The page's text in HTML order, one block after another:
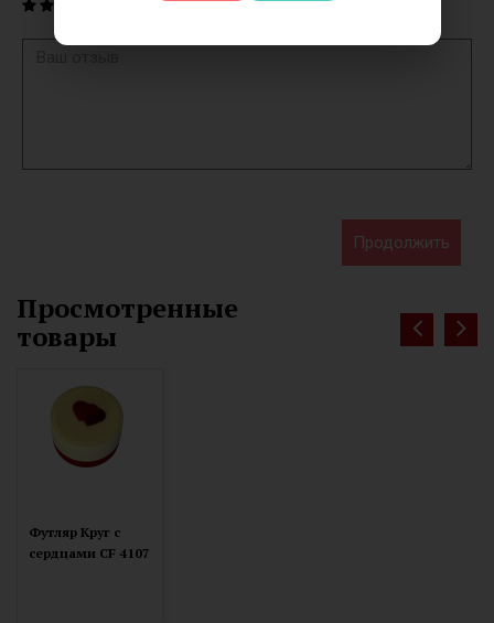
Продолжить
Просмотренные
товары
Футляр Круг с
сердцами CF 4107